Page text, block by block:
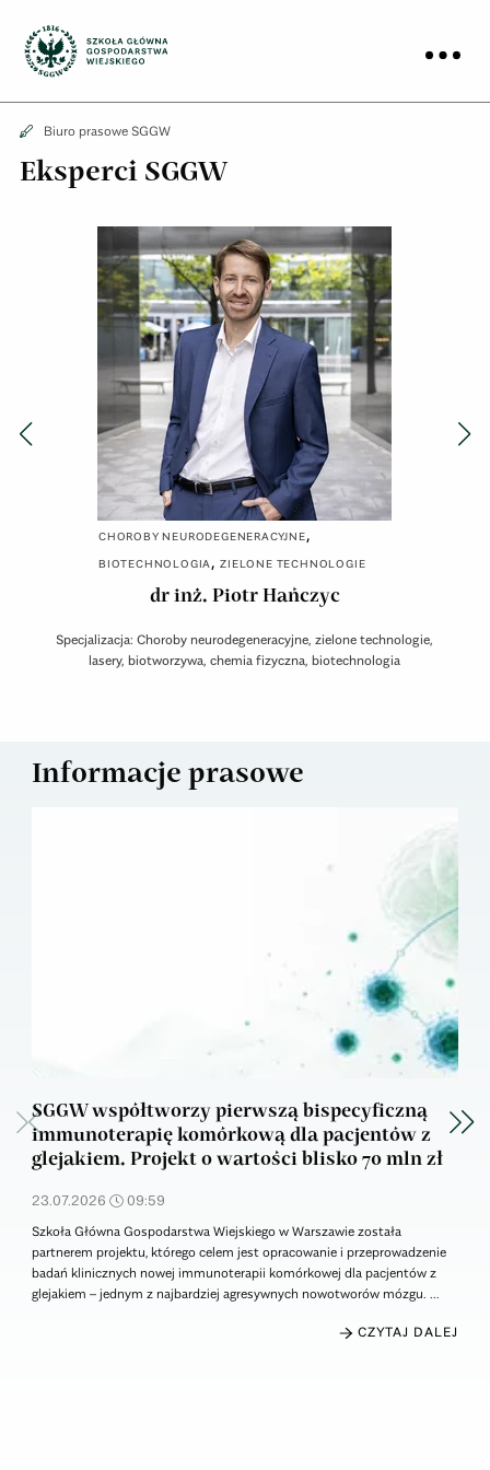
Biuro prasowe
Biuro prasowe
Biuro prasowe SGGW
Eksperci SGGW
Poprzedni slajd
CHOROBY NEURODEGENERACYJNE,
BIOTECHNOLOGIA,ZIELONE TECHNOLOGIE
dr inż. Piotr Hańczyc
Specjalizacja: Choroby neurodegeneracyjne, zielone technologie,
lasery, biotworzywa, chemia fizyczna, biotechnologia
Informacje prasowe
Poprzedni slajd
SGGW współtworzy pierwszą bispecyficzną
immunoterapię komórkową dla pacjentów z
glejakiem. Projekt o wartości blisko 70 mln zł
23.07.2026
09:59
Szkoła Główna Gospodarstwa Wiejskiego w Warszawie została
partnerem projektu, którego celem jest opracowanie i przeprowadzenie
badań klinicznych nowej immunoterapii komórkowej dla pacjentów z
glejakiem – jednym z najbardziej agresywnych nowotworów mózgu. ...
CZYTAJ DALEJ